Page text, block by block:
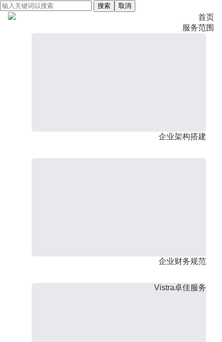
搜索 取消
首页
服务范围
企业架构搭建
企业财务规范
Vistra卓佳服务